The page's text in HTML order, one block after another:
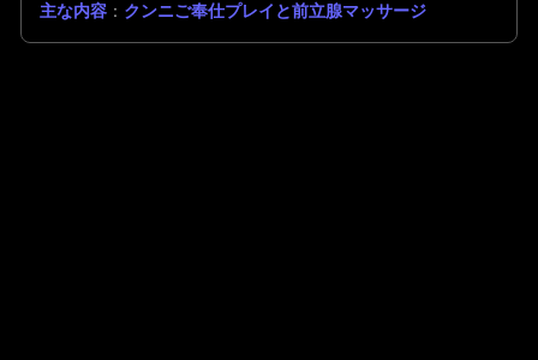
主な内容 ： クンニご奉仕プレイと前立腺マッサージ